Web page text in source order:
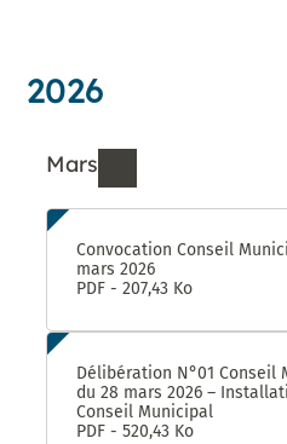
2026
Mars
Ressources de Mars
Convocation Conseil
mars 2026
PDF - 207,43 Ko
Délibération N°01 Conseil
du 28 mars 2026 –
Conseil Municipal
PDF - 520,43 Ko